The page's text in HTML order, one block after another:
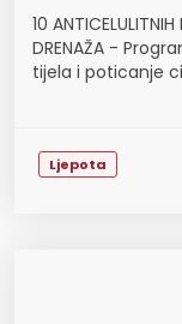
10
DRENAŽA -
tijela i poticanje
Ljepota